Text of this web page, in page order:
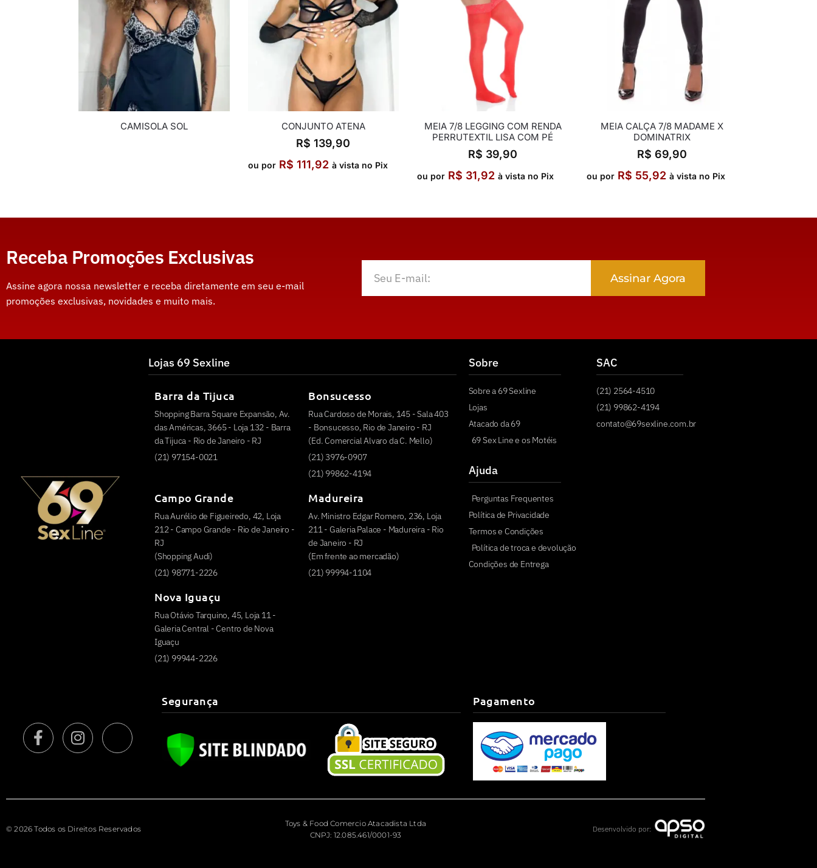
CAMISOLA SOL CONJUNTO ATENA
R$ 139,90
ou por R$ 111,92 à vista no Pix
MEIA 7/8 LEGGING COM RENDA
PERRUTEXTIL LISA COM PÉ
R$ 39,90
ou por R$ 31,92 à vista no Pix
MEIA CALÇA 7/8 MADAME X
DOMINATRIX
R$ 69,90
ou por R$ 55,92 à vista no Pix
Receba Promoções Exclusivas
Assine agora nossa newsletter e receba diretamente em seu e-mail
promoções exclusivas, novidades e muito mais.
Assinar Agora
Lojas 69 Sexline
Barra da Tijuca
Shopping Barra Square Expansão, Av.
das Américas, 3665 - Loja 132 - Barra
da Tijuca - Rio de Janeiro - RJ
(21) 97154-0021
Bonsucesso
Rua Cardoso de Morais, 145 - Sala 403
- Bonsucesso, Rio de Janeiro - RJ
(Ed. Comercial Alvaro da C. Mello)
(21) 3976-0907
(21) 99862-4194
Campo Grande
Rua Aurélio de Figueiredo, 42, Loja
212 - Campo Grande - Rio de Janeiro -
RJ
(Shopping Audi)
(21) 98771-2226
Madureira
Av. Ministro Edgar Romero, 236, Loja
211 - Galeria Palace - Madureira - Rio
de Janeiro - RJ
(Em frente ao mercadão)
(21) 99994-1104
Nova Iguaçu
Rua Otávio Tarquino, 45, Loja 11 -
Galeria Central - Centro de Nova
Iguaçu
(21) 99944-2226
Sobre
Sobre a 69 Sexline
Lojas
Atacado da 69
69 Sex Line e os Motéis
Ajuda
Perguntas Frequentes
Política de Privacidade
Termos e Condições
Política de troca e devolução
Condições de Entrega
SAC
(21) 2564-4510
(21) 99862-4194
contato@69sexline.com.br
Segurança Pagamento
© 2026 Todos os Direitos Reservados
Toys & Food Comercio Atacadista Ltda
CNPJ: 12.085.461/0001-93
Desenvolvido por: